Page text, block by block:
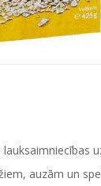
auzām un